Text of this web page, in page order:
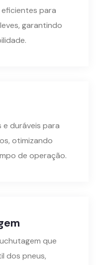
para
garantindo
duráveis para
otimizando
de operação.
que
dos pneus,